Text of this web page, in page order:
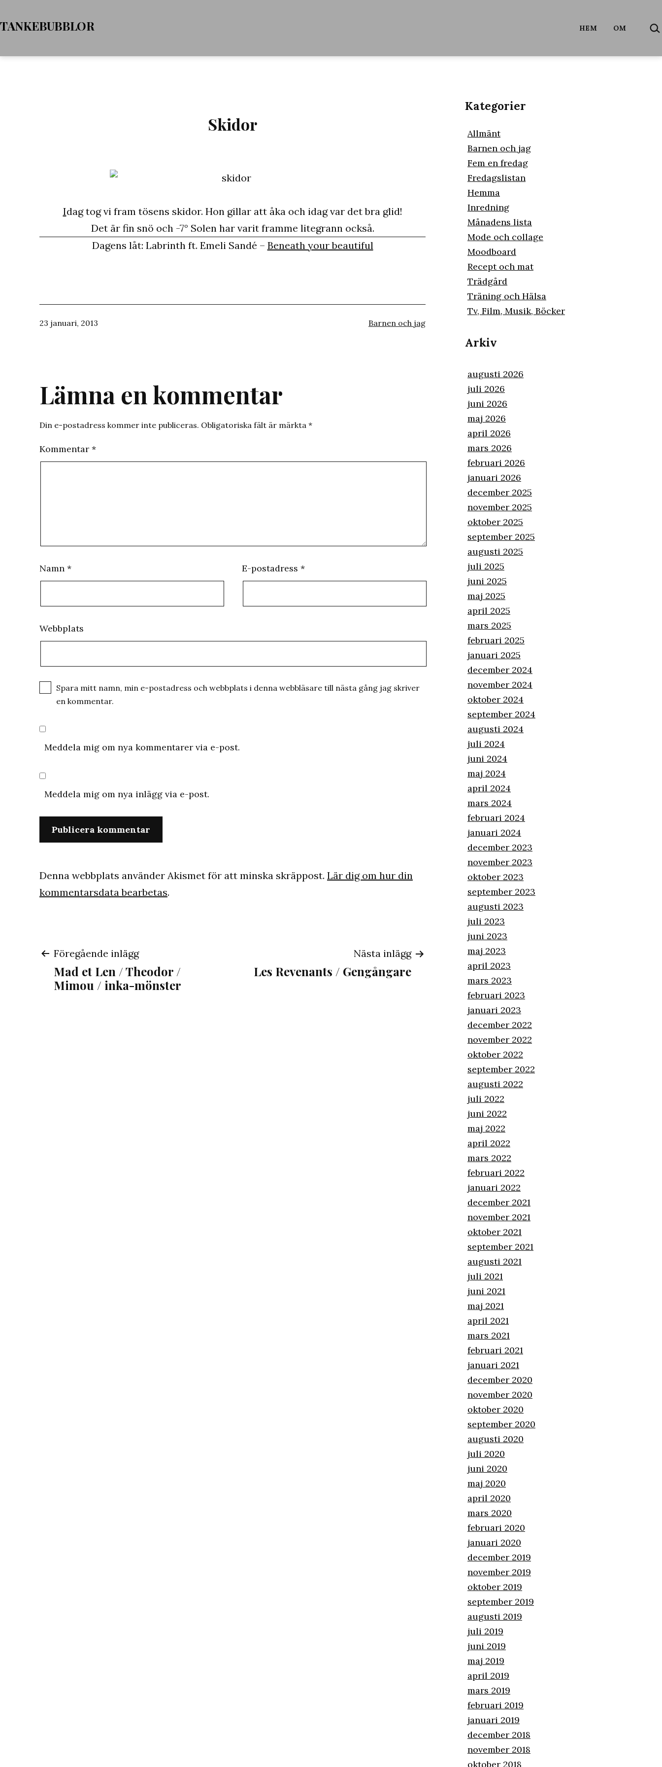
till
TANKEBUBBLOR HEM OM
…
Skidor
Idag tog vi fram tösens skidor. Hon gillar att åka och idag var det bra glid!
Det är fin snö och -7° Solen har varit framme litegrann också.
Dagens låt: Labrinth ft. Emeli Sandé – Beneath your beautiful
Publicerat
23 januari, 2013
Kategoriserat
Barnen och jag
Lämna en kommentar
Din e-postadress kommer inte publiceras. Obligatoriska fält är märkta *
Kommentar *
Namn * E-postadress *
Webbplats
Spara mitt namn, min e-postadress och webbplats i denna webbläsare till nästa gång jag skriver
en kommentar.
Meddela mig om nya kommentarer via e-post.
Meddela mig om nya inlägg via e-post.
Denna webbplats använder Akismet för att minska skräppost. Lär dig om hur din
kommentarsdata bearbetas.
Inläggsnavigering
Föregående inlägg
Mad et Len / Theodor /
Mimou / inka-mönster
Nästa inlägg
Les Revenants / Gengångare
Kategorier
Allmänt
Barnen och jag
Fem en fredag
Fredagslistan
Hemma
Inredning
Månadens lista
Mode och collage
Moodboard
Recept och mat
Trädgård
Träning och Hälsa
Tv, Film, Musik, Böcker
Arkiv
augusti 2026
juli 2026
juni 2026
maj 2026
april 2026
mars 2026
februari 2026
januari 2026
december 2025
november 2025
oktober 2025
september 2025
augusti 2025
juli 2025
juni 2025
maj 2025
april 2025
mars 2025
februari 2025
januari 2025
december 2024
november 2024
oktober 2024
september 2024
augusti 2024
juli 2024
juni 2024
maj 2024
april 2024
mars 2024
februari 2024
januari 2024
december 2023
november 2023
oktober 2023
september 2023
augusti 2023
juli 2023
juni 2023
maj 2023
april 2023
mars 2023
februari 2023
januari 2023
december 2022
november 2022
oktober 2022
september 2022
augusti 2022
juli 2022
juni 2022
maj 2022
april 2022
mars 2022
februari 2022
januari 2022
december 2021
november 2021
oktober 2021
september 2021
augusti 2021
juli 2021
juni 2021
maj 2021
april 2021
mars 2021
februari 2021
januari 2021
december 2020
november 2020
oktober 2020
september 2020
augusti 2020
juli 2020
juni 2020
maj 2020
april 2020
mars 2020
februari 2020
januari 2020
december 2019
november 2019
oktober 2019
september 2019
augusti 2019
juli 2019
juni 2019
maj 2019
april 2019
mars 2019
februari 2019
januari 2019
december 2018
november 2018
oktober 2018